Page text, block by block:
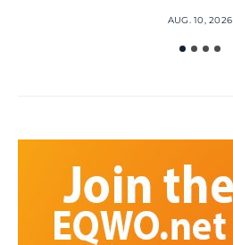
AUG. 10, 2026